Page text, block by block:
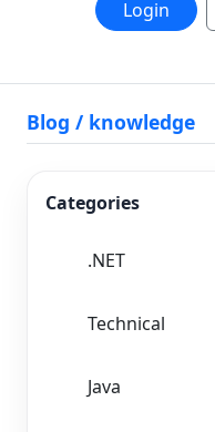
Login
Blog / knowledge
Categories
.NET
Technical
Java